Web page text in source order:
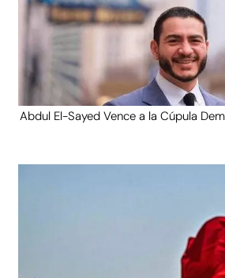
Abdul El-Sayed Vence a la Cúpula